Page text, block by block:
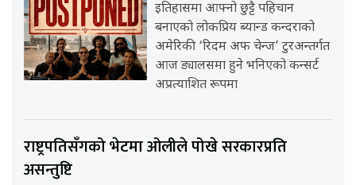
इतिहासमा आफ्नो छुट्टै पहिचान
बनाएको लोकप्रिय ब्यान्ड कन्दराको
अमेरिकी ‘रिदम अफ चेन्ज’ टुरअन्तर्गत
आज ड्यालसमा हुने भनिएको कन्सर्ट
अप्रत्याशित रूपमा
राष्ट्रपतिसँगको भेटमा ओलीले पोखे सरकारप्रति
असन्तुष्टि